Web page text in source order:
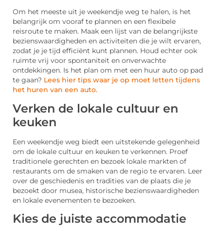
Om het meeste uit je weekendje weg te halen, is het
belangrijk om vooraf te plannen en een flexibele
reisroute te maken. Maak een lijst van de belangrijkste
bezienswaardigheden en activiteiten die je wilt ervaren,
zodat je je tijd efficiënt kunt plannen. Houd echter ook
ruimte vrij voor spontaniteit en onverwachte
ontdekkingen. Is het plan om met een huur auto op pad
te gaan? Lees hier tips waar je op moet letten tijdens
het huren van een auto.
Verken de lokale cultuur en
keuken
Een weekendje weg biedt een uitstekende gelegenheid
om de lokale cultuur en keuken te verkennen. Proef
traditionele gerechten en bezoek lokale markten of
restaurants om de smaken van de regio te ervaren. Leer
over de geschiedenis en tradities van de plaats die je
bezoekt door musea, historische bezienswaardigheden
en lokale evenementen te bezoeken.
Kies de juiste accommodatie